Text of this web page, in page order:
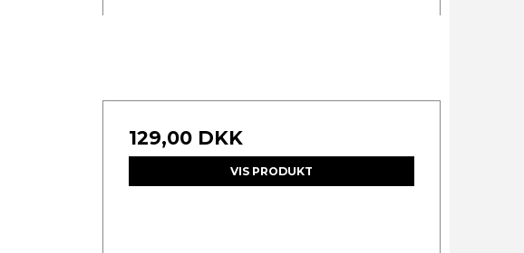
129,00 DKK
VIS PRODUKT